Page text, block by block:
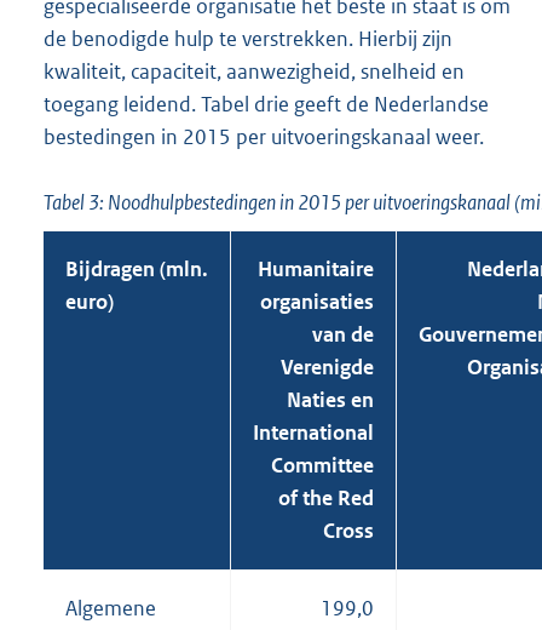
gespecialiseerde organisatie het beste in staat is om
de benodigde hulp te verstrekken. Hierbij zijn
kwaliteit, capaciteit, aanwezigheid, snelheid en
toegang leidend. Tabel drie geeft de Nederlandse
bestedingen in 2015 per uitvoeringskanaal weer.
Tabel 3: Noodhulpbestedingen in 2015 per uitvoeringskanaal
Bijdragen (mln.
euro)
Humanitaire
organisaties
van de
Verenigde
Naties en
International
Committee
of the Red
Cross
Algemene
199,0